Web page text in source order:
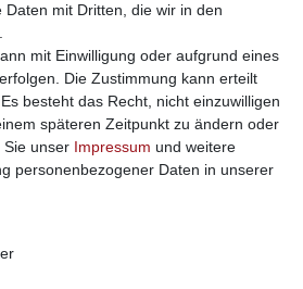
via SSL Verschlüsselung
mit Dritten, die wir in den
mit Einwilligung oder aufgrund eines
Die Zustimmung kann erteilt
besteht das Recht, nicht einzuwilligen
späteren Zeitpunkt zu ändern oder
Sie unser Impressum und weitere
personenbezogener Daten in unserer
Widerrufs­formular